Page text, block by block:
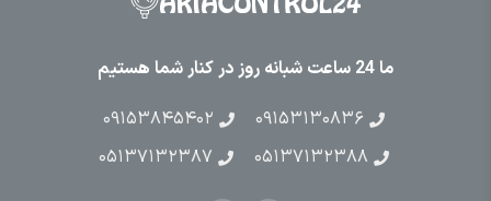
ما 24 ساعت شبانه روز در کنار شما هستیم
۰۹۱۵۳۱۳۰۸۳۶
۰۹۱۵۳۸۴۵۴۰۲
۰۵۱۳۷۱۳۲۳۸۸
۰۵۱۳۷۱۳۲۳۸۷